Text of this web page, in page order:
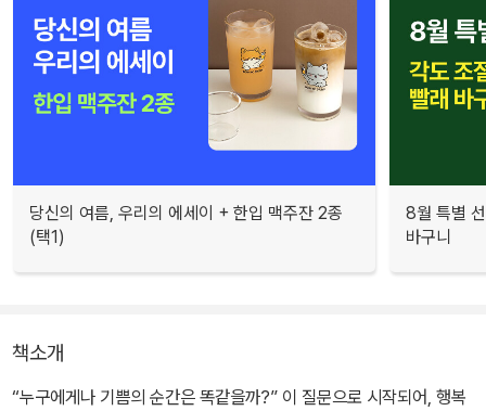
당신의 여름, 우리의 에세이 + 한입 맥주잔 2종
(택1)
8월 특별
바구니
책소개
“누구에게나 기쁨의 순간은 똑같을까?” 이 질문으로 시작되어, 행복